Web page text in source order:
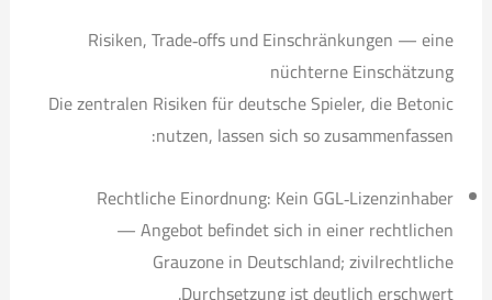
Risiken, Trade‑offs und Einschränkungen — eine
nüchterne Einschätzung
Die zentralen Risiken für deutsche Spieler, die Betonic
nutzen, lassen sich so zusammenfassen:
Rechtliche Einordnung: Kein GGL‑Lizenzinhaber
— Angebot befindet sich in einer rechtlichen
Grauzone in Deutschland; zivilrechtliche